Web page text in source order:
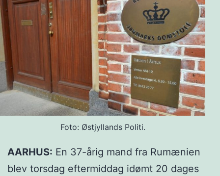
Foto: Østjyllands Politi.
AARHUS: En 37-årig mand fra Rumænien
blev torsdag eftermiddag idømt 20 dages